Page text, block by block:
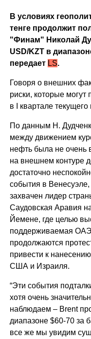
В условиях
тенге продолжит
"Финам" Николай
USD/KZT в
передает LS.
Говоря о внешних
риски, которые могут
в I квартале текущего
По данным Н.
между движением
нефть была не очень
на внешнем контуре
достаточно
события в
захвачен лидер
Саудовская Аравия
Йемене, где целью
поддерживаемая
продолжаются
привести к
США и Израиля.
“Эти события
хотя очень
наблюдаем – Brent
диапазоне $60-70 за
все же мы увидим